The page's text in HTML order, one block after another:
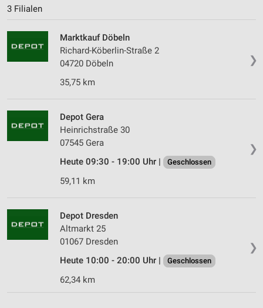
3 Filialen
❯
Marktkauf Döbeln
Richard-Köberlin-Straße 2
04720 Döbeln
35,75 km
❯
Depot Gera
Heinrichstraße 30
07545 Gera
Heute 09:30 - 19:00 Uhr |
Geschlossen
59,11 km
❯
Depot Dresden
Altmarkt 25
01067 Dresden
Heute 10:00 - 20:00 Uhr |
Geschlossen
62,34 km